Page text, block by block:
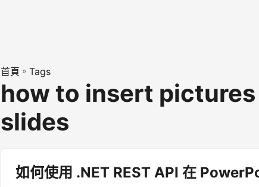
首頁 » Tags
how to insert
slides
如何使用 .NET REST API 在